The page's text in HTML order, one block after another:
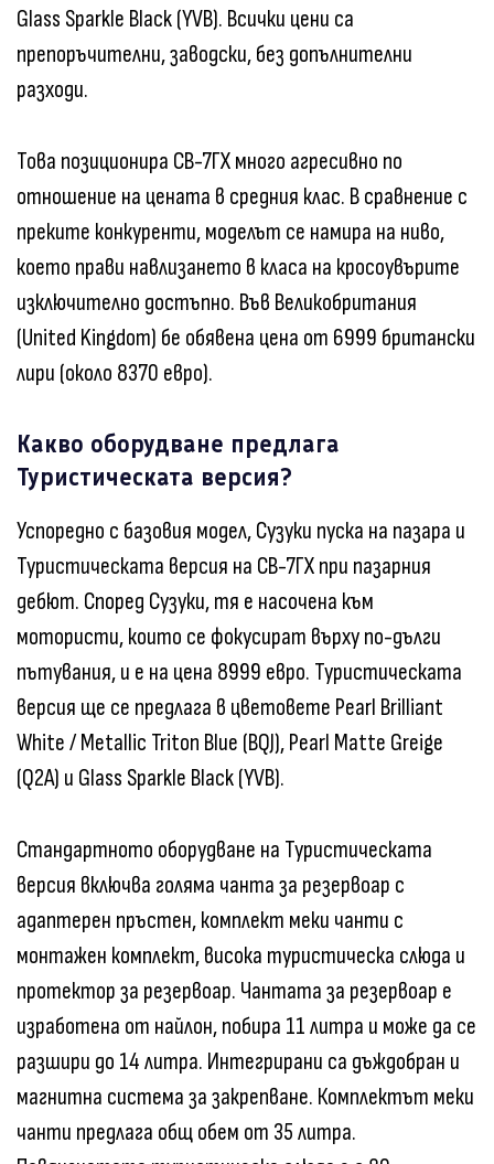
Glass Sparkle Black (YVB). Всички цени са
препоръчителни, заводски, без допълнителни
разходи.
Това позиционира СВ-7ГХ много агресивно по
отношение на цената в средния клас. В сравнение с
преките конкуренти, моделът се намира на ниво,
което прави навлизането в класа на кросоувърите
изключително достъпно. Във Великобритания
(United Kingdom) бе обявена цена от 6999 британски
лири (около 8370 евро).
Какво оборудване предлага
Туристическата версия?
Успоредно с базовия модел, Сузуки пуска на пазара и
Туристическата версия на СВ-7ГХ при пазарния
дебют. Според Сузуки, тя е насочена към
мотористи, които се фокусират върху по-дълги
пътувания, и е на цена 8999 евро. Туристическата
версия ще се предлага в цветовете Pearl Brilliant
White / Metallic Triton Blue (BQJ), Pearl Matte Greige
(Q2A) и Glass Sparkle Black (YVB).
Стандартното оборудване на Туристическата
версия включва голяма чанта за резервоар с
адаптерен пръстен, комплект меки чанти с
монтажен комплект, висока туристическа слюда и
протектор за резервоар. Чантата за резервоар е
изработена от найлон, побира 11 литра и може да се
разшири до 14 литра. Интегрирани са дъждобран и
магнитна система за закрепване. Комплектът меки
чанти предлага общ обем от 35 литра.